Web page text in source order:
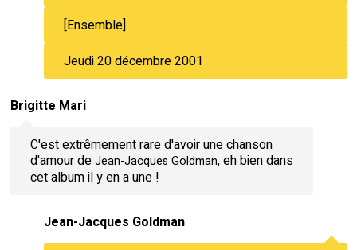
[Ensemble]
Jeudi 20 décembre 2001
Brigitte Mari
C'est extrêmement rare d'avoir une chanson
d'amour deJean-Jacques Goldman, eh bien dans
cet album il y en a une !
Jean-Jacques Goldman